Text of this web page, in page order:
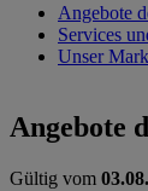
Angebote
Services
Unser
Angebote
Gültig vom